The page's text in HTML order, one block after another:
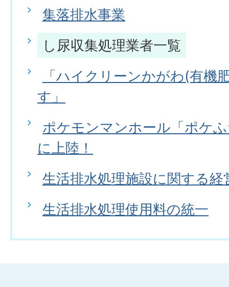
集落排水事業
し尿収集処理業者一覧
「ハイクリーンかがわ(有機
す」
ポケモンマンホール「ポケ
に上陸！
生活排水処理施設に関する経
生活排水処理使用料の統一